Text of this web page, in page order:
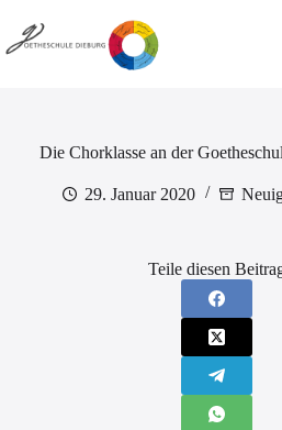
Inhalt
springen
Die Chorklasse an der
29. Januar 2020
Teile diesen